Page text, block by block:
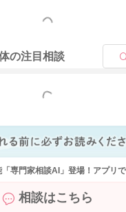
もっと見る
の注目相談
もっと見る
専門家相談AI」登場！アプリ
相談はこちら